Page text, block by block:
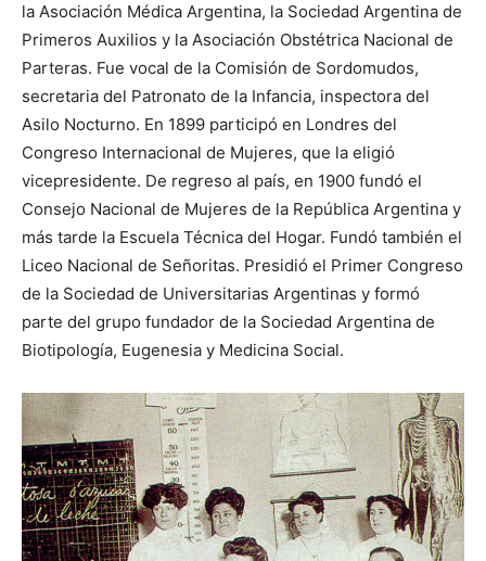
la Asociación Médica Argentina, la Sociedad Argentina de
Primeros Auxilios y la Asociación Obstétrica Nacional de
Parteras. Fue vocal de la Comisión de Sordomudos,
secretaria del Patronato de la Infancia, inspectora del
Asilo Nocturno. En 1899 participó en Londres del
Congreso Internacional de Mujeres, que la eligió
vicepresidente. De regreso al país, en 1900 fundó el
Consejo Nacional de Mujeres de la República Argentina y
más tarde la Escuela Técnica del Hogar. Fundó también el
Liceo Nacional de Señoritas. Presidió el Primer Congreso
de la Sociedad de Universitarias Argentinas y formó
parte del grupo fundador de la Sociedad Argentina de
Biotipología, Eugenesia y Medicina Social.